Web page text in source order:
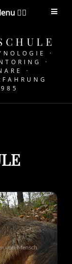
👉🏼
·
·
·
von Mensch